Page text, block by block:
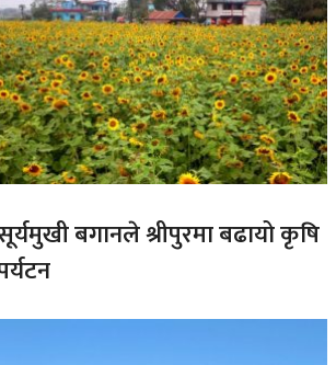
बगानले श्रीपुरमा बढायो कृषि